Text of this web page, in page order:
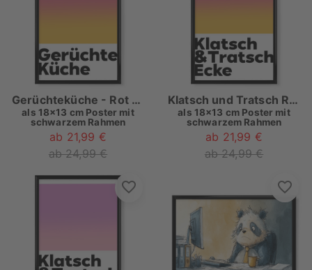
Gerüchteküche - Rot Gelb
als 18x13 cm Poster mit
schwarzem Rahmen
ab 21,99 €
ab 24,99 €
Klatsch und Tratsch Rot Gelb
als 18x13 cm Poster mit
schwarzem Rahmen
ab 21,99 €
ab 24,99 €